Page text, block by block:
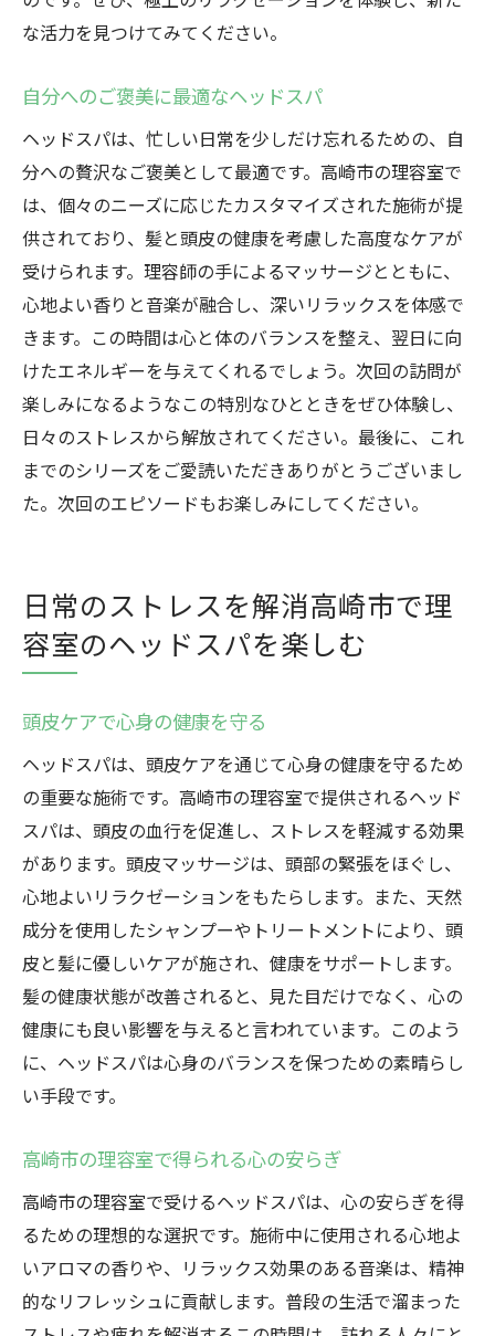
な活力を見つけてみてください。
自分へのご褒美に最適なヘッドスパ
ヘッドスパは、忙しい日常を少しだけ忘れるための、自
分への贅沢なご褒美として最適です。高崎市の理容室で
は、個々のニーズに応じたカスタマイズされた施術が提
供されており、髪と頭皮の健康を考慮した高度なケアが
受けられます。理容師の手によるマッサージとともに、
心地よい香りと音楽が融合し、深いリラックスを体感で
きます。この時間は心と体のバランスを整え、翌日に向
けたエネルギーを与えてくれるでしょう。次回の訪問が
楽しみになるようなこの特別なひとときをぜひ体験し、
日々のストレスから解放されてください。最後に、これ
までのシリーズをご愛読いただきありがとうございまし
た。次回のエピソードもお楽しみにしてください。
日常のストレスを解消高崎市で理
容室のヘッドスパを楽しむ
頭皮ケアで心身の健康を守る
ヘッドスパは、頭皮ケアを通じて心身の健康を守るため
の重要な施術です。高崎市の理容室で提供されるヘッド
スパは、頭皮の血行を促進し、ストレスを軽減する効果
があります。頭皮マッサージは、頭部の緊張をほぐし、
心地よいリラクゼーションをもたらします。また、天然
成分を使用したシャンプーやトリートメントにより、頭
皮と髪に優しいケアが施され、健康をサポートします。
髪の健康状態が改善されると、見た目だけでなく、心の
健康にも良い影響を与えると言われています。このよう
に、ヘッドスパは心身のバランスを保つための素晴らし
い手段です。
高崎市の理容室で得られる心の安らぎ
高崎市の理容室で受けるヘッドスパは、心の安らぎを得
るための理想的な選択です。施術中に使用される心地よ
いアロマの香りや、リラックス効果のある音楽は、精神
的なリフレッシュに貢献します。普段の生活で溜まった